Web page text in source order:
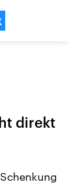
direkt